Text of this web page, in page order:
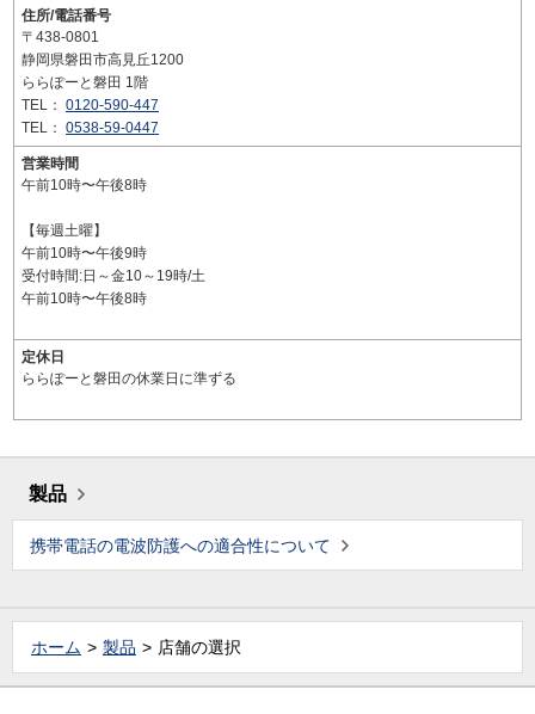
住所/電話番号
〒438-0801
静岡県磐田市高見丘1200
ららぽーと磐田 1階
TEL： 0120-590-447
TEL： 0538-59-0447
営業時間
午前10時〜午後8時
【毎週土曜】
午前10時〜午後9時
受付時間:日～金10～19時/土
午前10時〜午後8時
定休日
ららぽーと磐田の休業日に準ずる
製品
携帯電話の電波防護への適合性について
ホーム 製品 店舗の選択